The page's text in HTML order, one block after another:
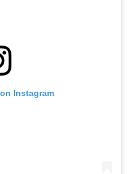
Instagram